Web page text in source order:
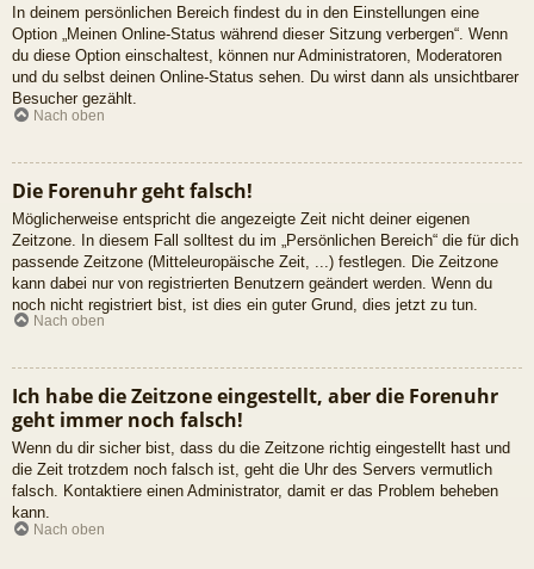
In deinem persönlichen Bereich findest du in den Einstellungen eine
Option „Meinen Online-Status während dieser Sitzung verbergen“. Wenn
du diese Option einschaltest, können nur Administratoren, Moderatoren
und du selbst deinen Online-Status sehen. Du wirst dann als unsichtbarer
Besucher gezählt.
Nach oben
Die Forenuhr geht falsch!
Möglicherweise entspricht die angezeigte Zeit nicht deiner eigenen
Zeitzone. In diesem Fall solltest du im „Persönlichen Bereich“ die für dich
passende Zeitzone (Mitteleuropäische Zeit, ...) festlegen. Die Zeitzone
kann dabei nur von registrierten Benutzern geändert werden. Wenn du
noch nicht registriert bist, ist dies ein guter Grund, dies jetzt zu tun.
Nach oben
Ich habe die Zeitzone eingestellt, aber die Forenuhr
geht immer noch falsch!
Wenn du dir sicher bist, dass du die Zeitzone richtig eingestellt hast und
die Zeit trotzdem noch falsch ist, geht die Uhr des Servers vermutlich
falsch. Kontaktiere einen Administrator, damit er das Problem beheben
kann.
Nach oben